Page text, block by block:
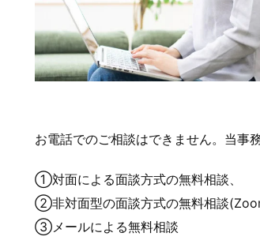
お電話でのご相談はできません。当事務
①対面による面談方式の無料相談、
②非対面型の面談方式の無料相談
③メールによる無料相談